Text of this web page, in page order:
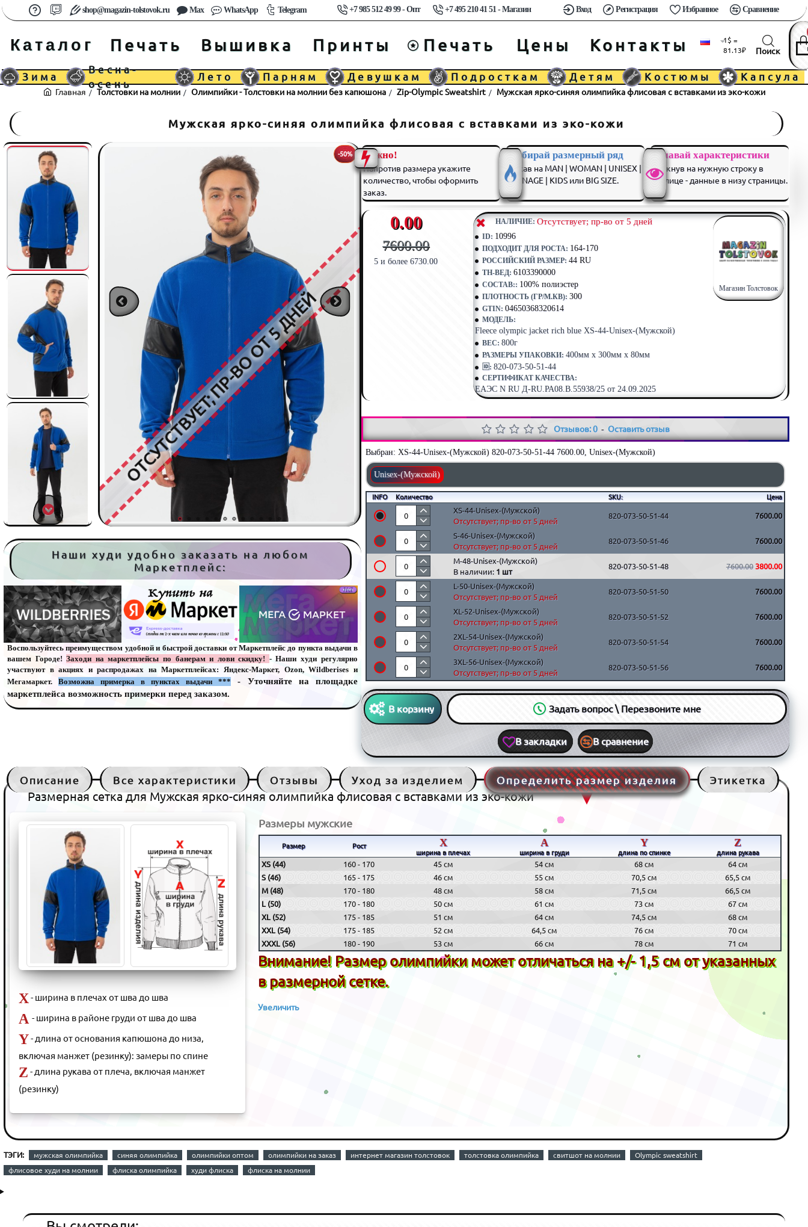
shop@magazin-tolstovok.ru Max WhatsApp Telegram +7 985 512 49 99 - Опт +7 495 210 41 51 - Магазин Вход Регистрация Избранное Сравнение
Каталог Печать Вышивка Принты Печать Цены Контакты
1$ =
81.13₽
Зима
Весна-
осень
Лето Парням Девушкам Подросткам Детям Костюмы Капсула
homeТолстовки на молнии Олимпийки - Толстовки на молнии без капюшона Zip-Olympic Sweatshirt Мужская ярко-синяя олимпийка флисовая с вставками из эко-кожи
Мужская ярко-синяя олимпийка флисовая с вставками из эко-кожи
-50%
ОТСУТСТВУЕТ; ПР-ВО ОТ 5 ДНЕЙ
Наши худи удобно заказать на любом
Маркетплейс:
Воспользуйтесь преимуществом удобной и быстрой доставки от Маркетплейс до пункта выдачи в
вашем Городе!Заходи на маркетплейсы по банерам и лови скидку! - Наши худи регулярно
участвуют в акциях и распродажах на Маркетплейсах: Яндекс-Маркет, Ozon, Wildberises и
Мегамаркет.Возможна примерка в пунктах выдачи***
- Уточняйте на площадке
маркетплейса возможность примерки перед заказом.
Важно!
Напротив размера укажите
количество, чтобы оформить
заказ.
Выбирай размерный ряд
нажав на MAN | WOMAN | UNISEX |
TEENAGE | KIDS или BIG SIZE.
Узнавай характеристики
кликнув на нужную строку в
таблице - данные в низу страницы.
Отзывов: 0 - Оставить отзыв
0.00
7600.00
5 и более 6730.00
⠀НАЛИЧИЕ: Отсутствует; пр-во от 5 дней
ID: 10996
ПОДХОДИТ ДЛЯ РОСТА: 164-170
РОССИЙСКИЙ РАЗМЕР: 44 RU
ТН-ВЕД: 6103390000
СОСТАВ:: 100% полиэстер
ПЛОТНОСТЬ (ГР/М.КВ): 300
GTIN: 04650368320614
МОДЕЛЬ:
Fleece olympic jacket rich blue XS-44-Unisex-(Мужской)
ВЕС: 800г
РАЗМЕРЫ УПАКОВКИ: 400мм x 300мм x 80мм
🆔: 820-073-50-51-44
СЕРТИФИКАТ КАЧЕСТВА:
ЕАЭС N RU Д-RU.РА08.В.55938/25 от 24.09.2025
Магазин Толстовок
Выбран: XS-44-Unisex-(Мужской) 820-073-50-51-44 7600.00, Unisex-(Мужской)
Unisex-(Мужской)
INFO Количество SKU: Цена
XS-44-Unisex-(Мужской)
Отсутствует; пр-во от 5 дней
820-073-50-51-44 7600.00
S-46-Unisex-(Мужской)
Отсутствует; пр-во от 5 дней
820-073-50-51-46 7600.00
M-48-Unisex-(Мужской)
В наличии: 1 шт
820-073-50-51-48 7600.00 3800.00
L-50-Unisex-(Мужской)
Отсутствует; пр-во от 5 дней
820-073-50-51-50 7600.00
XL-52-Unisex-(Мужской)
Отсутствует; пр-во от 5 дней
820-073-50-51-52 7600.00
2XL-54-Unisex-(Мужской)
Отсутствует; пр-во от 5 дней
820-073-50-51-54 7600.00
3XL-56-Unisex-(Мужской)
Отсутствует; пр-во от 5 дней
820-073-50-51-56 7600.00
В корзину Задать вопрос \ Перезвоните мне
В закладки В сравнение
Описание Все характеристики Отзывы Уход за изделием Определить размер изделия Этикетка
Размерная сетка для Мужская ярко-синяя олимпийка флисовая с вставками из эко-кожи
X- ширина в плечах от шва до шва
A - ширина в районе груди от шва до шва
Y- длина от основания капюшона до низа,
включая манжет (резинку): замеры по спине
Z - длина рукава от плеча, включая манжет
(резинку)
Размеры мужские
Размер Рост X
ширина в плечах
A
ширина в груди
Y
длина по спинке
Z
длина рукава
XS (44) 160 - 170 45 см 54 см 68 см
64 см
S (46)
165 - 175 46 см 55 см 70,5 см
65,5 см
M (48)
170 - 180 48 см 58 см 71,5 см
66,5 см
L (50)
170 - 180 50 см 61 см 73 см
67 см
XL (52)
175 - 185 51 см 64 см 74,5 см
68 см
XXL (54)
175 - 185 52 см 64,5 см 76 см
70 см
XXXL (56)
180 - 190 53 см 66 см 78 см 71 см
Внимание! Размер олимпийки может отличаться на +/- 1,5 см от указанных
в размерной сетке.
Увеличить
ТЭГИ: мужская олимпийка синяя олимпийка олимпийки оптом олимпийки на заказ интернет магазин толстовок толстовка олимпийка свитшот на молнии
Olympic sweatshirt
флисовое худи на молнии
флиска олимпийка худи флиска флиска на молнии